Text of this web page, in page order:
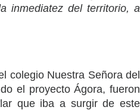
inmediatez del territorio, a
colegio Nuestra Señora del
el proyecto Ágora, fueron
que iba a surgir de este